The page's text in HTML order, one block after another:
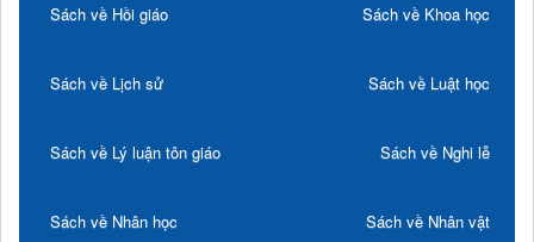
Sách về Hồi giáo Sách về Khoa học
Sách về Lịch sử Sách về Luật học
Sách về Lý luận tôn giáo Sách về Nghi lễ
Sách về Nhân học Sách về Nhân vật